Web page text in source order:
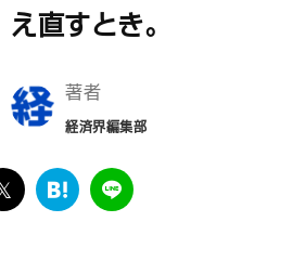
え直すとき。
著者
経済界編集部
twitter
は
LINE